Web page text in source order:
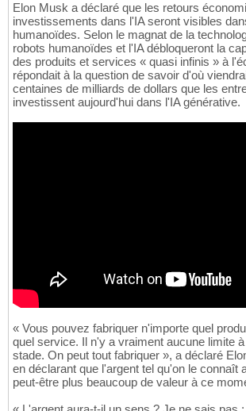
Elon Musk a déclaré que les retours
investissements dans l'IA seront visibles
humanoïdes. Selon le magnat de la
robots humanoïdes et l'IA débloqueront la
des produits et services « quasi infinis » à
répondait à la question de savoir d'où
centaines de milliards de dollars que les
investissent aujourd'hui dans l'IA générative.
« Vous pouvez fabriquer n'importe quel
quel service. Il n'y a vraiment aucune limite
stade. On peut tout fabriquer », a déclaré
en déclarant que l'argent tel qu'on le connaît
peut-être plus beaucoup de valeur à ce